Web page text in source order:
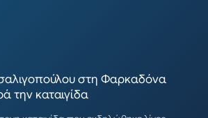
στη Φαρκαδόνα
την καταιγίδα